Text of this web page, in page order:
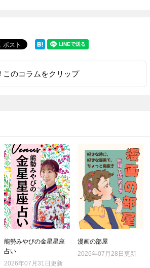
このコラムをクリップ
能勢みやびの金星星座
占い
2026年07月31日更新
漫画の部屋
2026年07月28日更新